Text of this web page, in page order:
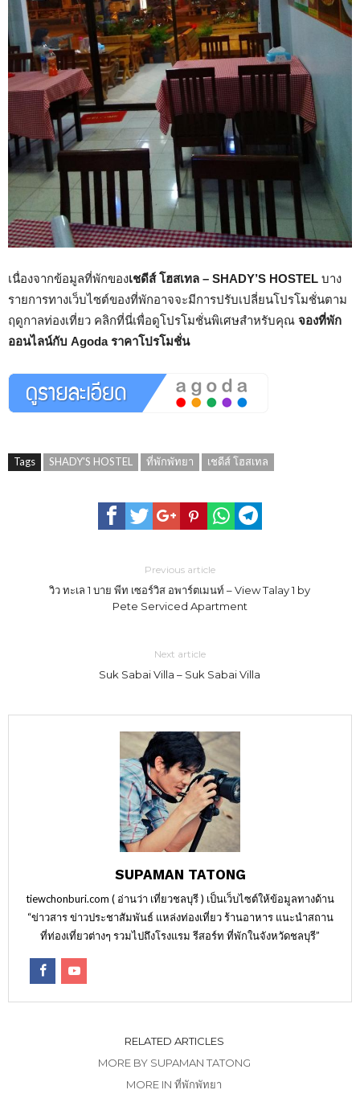
เนื่องจากข้อมูลที่พักของเชดีส์ โฮสเทล – SHADY’S HOSTEL บาง
รายการทางเว็บไซต์ของที่พักอาจจะมีการปรับเปลี่ยนโปรโมชั่นตาม
ฤดูกาลท่องเที่ยว คลิกที่นี่เพื่อดูโปรโมชั่นพิเศษสำหรับคุณ จองที่พัก
ออนไลน์กับ Agoda ราคาโปรโมชั่น
Tags SHADY'S HOSTEL ที่พักพัทยา เชดีส์ โฮสเทล
Previous article
วิว ทะเล 1 บาย พีท เซอร์วิส อพาร์ตเมนท์ – View Talay 1 by
Pete Serviced Apartment
Next article
Suk Sabai Villa – Suk Sabai Villa
SUPAMAN TATONG
tiewchonburi.com ( อ่านว่า เที่ยวชลบุรี ) เป็นเว็บไซต์ให้ข้อมูลทางด้าน
“ข่าวสาร ข่าวประชาสัมพันธ์ แหล่งท่องเที่ยว ร้านอาหาร แนะนำสถาน
ที่ท่องเที่ยวต่างๆ รวมไปถึงโรงแรม รีสอร์ท ที่พักในจังหวัดชลบุรี”
RELATED ARTICLES
MORE BY SUPAMAN TATONG
MORE IN ที่พักพัทยา